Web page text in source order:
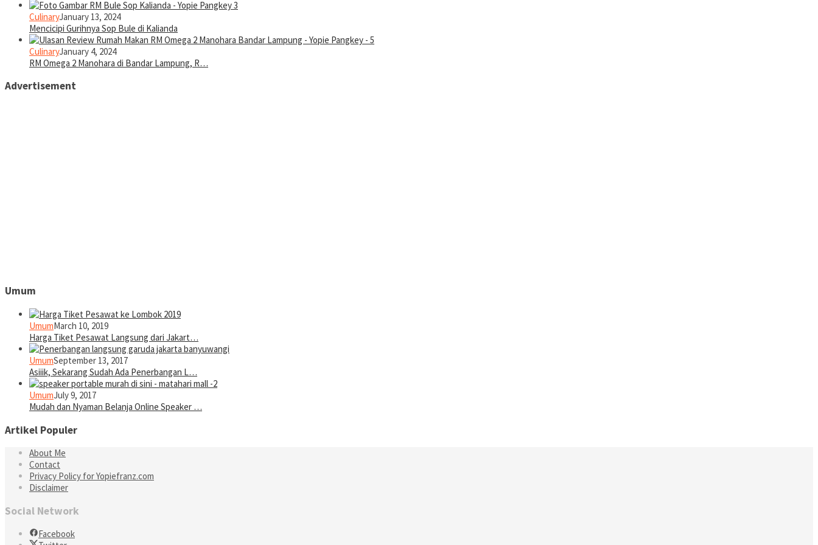
CulinaryJanuary 13, 2024
Mencicipi Gurihnya Sop Bule di Kalianda
CulinaryJanuary 4, 2024
RM Omega 2 Manohara di Bandar Lampung, R…
Advertisement
Umum
UmumMarch 10, 2019
Harga Tiket Pesawat Langsung dari Jakart…
UmumSeptember 13, 2017
Asiiik, Sekarang Sudah Ada Penerbangan L…
UmumJuly 9, 2017
Mudah dan Nyaman Belanja Online Speaker …
Artikel Populer
About Me
Contact
Privacy Policy for Yopiefranz.com
Disclaimer
Social Network
Facebook